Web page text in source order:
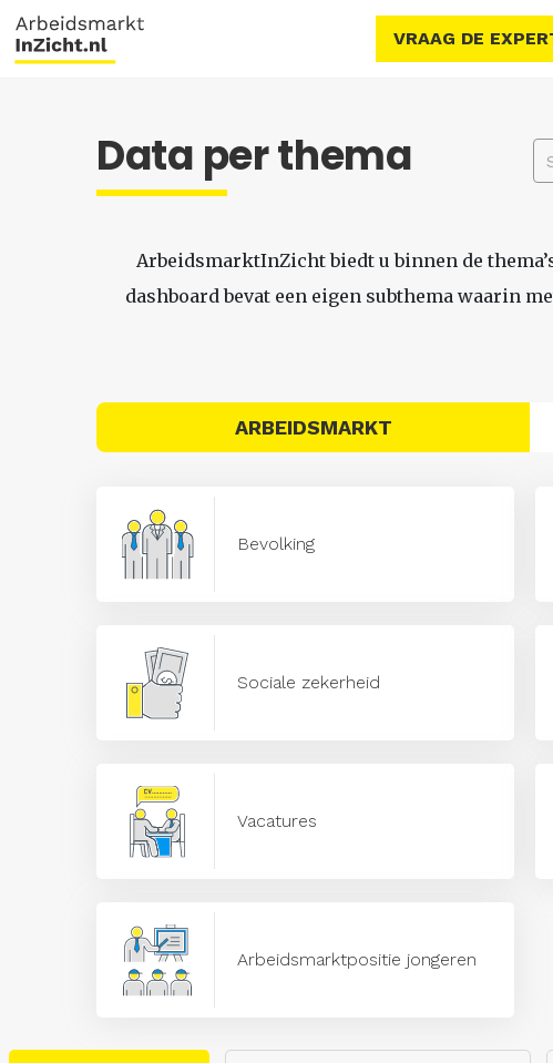
VRAAG DE
Data per thema
ArbeidsmarktInZicht biedt u binnen de
dashboard bevat een eigen subthema waarin
ARBEIDSMARKT
Bevolking
Sociale zekerheid
Vacatures
Arbeidsmarktpositie jongeren